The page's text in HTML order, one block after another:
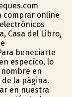
comprar online
Casa del Libro,
beneficiarte
específico, lo
en
la página.
en nuestra